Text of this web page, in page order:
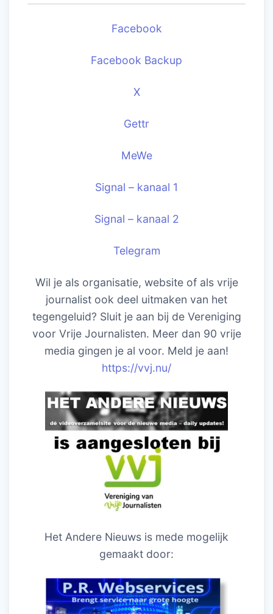
Facebook
Facebook Backup
X
Gettr
MeWe
Signal – kanaal 1
Signal – kanaal 2
Telegram
Wil je als organisatie, website of als vrije
journalist ook deel uitmaken van het
tegengeluid? Sluit je aan bij de Vereniging
voor Vrije Journalisten. Meer dan 90 vrije
media gingen je al voor. Meld je aan!
https://vvj.nu/
Het Andere Nieuws is mede mogelijk
gemaakt door: